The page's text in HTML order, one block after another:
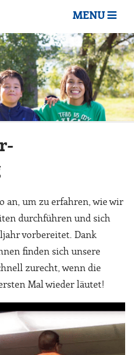
MENU
an, um zu erfahren, wie wir
durchführen und sich
vorbereitet. Dank
finden sich unsere
zurecht, wenn die
Mal wieder läutet!